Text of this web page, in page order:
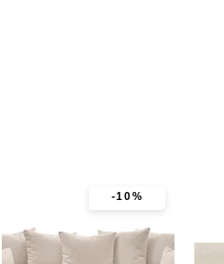
-10%